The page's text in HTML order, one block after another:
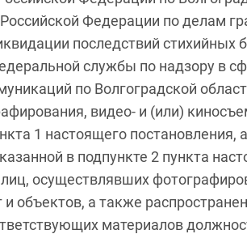
Федерации по делам
последствий стихийных
службы по надзору в
по Волгоградской
видео- и (или)
1 настоящего
в подпункте 2 пункта
осуществлявших
и объектов, а также
материалов